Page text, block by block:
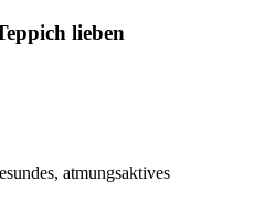
lieben
atmungsaktives